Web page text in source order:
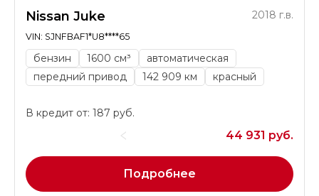
Nissan Juke 2018 г.в.
VIN: SJNFBAF1*U8****65
бензин 1600 см³
автоматическая
передний привод
142 909 км красный
В кредит от: 187 руб.
44 931 руб.
Подробнее